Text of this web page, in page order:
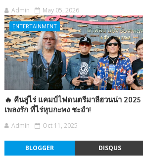
Admin May 05, 2026
ENTERTAINMENT
🔥 คืนสู่ไร่ แคมป์ไฟดนตรีมาลีฮวนน่า 2025
เพลงรัก ที่ไร่หุบกะพง ชะอำ!
Admin Oct 11, 2025
BLOGGER DISQUS